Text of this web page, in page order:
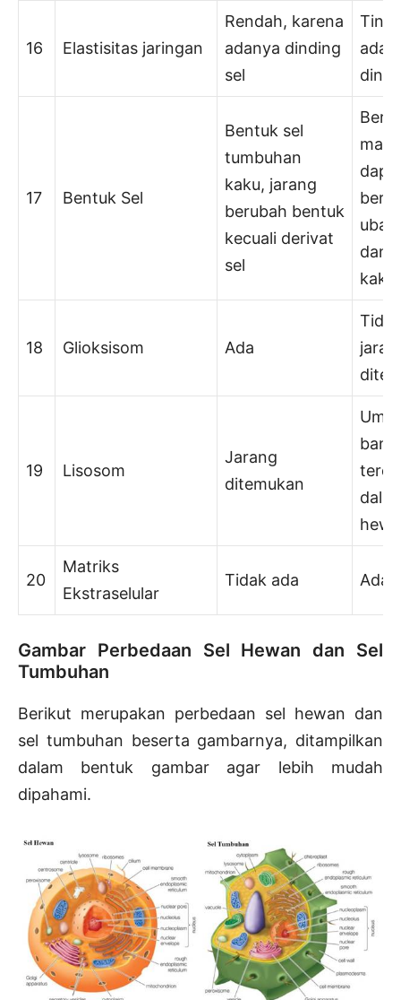
16 Elastisitas jaringan
Rendah, karena
adanya dinding
sel
17 Bentuk Sel
Bentuk sel
tumbuhan
kaku, jarang
berubah bentuk
kecuali derivat
sel
dan
kaku
18 Glioksisom Ada
19 Lisosom
Jarang
ditemukan
20
Matriks
Ekstraselular
Tidak ada Ada
Gambar Perbedaan Sel Hewan dan Sel
Tumbuhan
Berikut merupakan perbedaan sel hewan dan
sel tumbuhan beserta gambarnya, ditampilkan
dalam bentuk gambar agar lebih mudah
dipahami.